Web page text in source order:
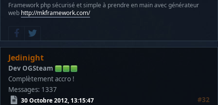
Framework php sécurisé et simple à prendre en main avec générateur
web http://mkframework.com/
Jedinight
Dev OGSteam
Complètement accro !
Messages: 1337
30 Octobre 2012, 13:15:47
#32